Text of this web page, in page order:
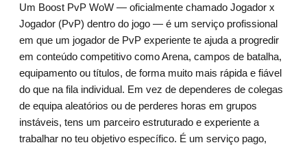
Um Boost PvP WoW — oficialmente chamado Jogador x
Jogador (PvP) dentro do jogo — é um serviço profissional
em que um jogador de PvP experiente te ajuda a progredir
em conteúdo competitivo como Arena, campos de batalha,
equipamento ou títulos, de forma muito mais rápida e fiável
do que na fila individual. Em vez de dependeres de colegas
de equipa aleatórios ou de perderes horas em grupos
instáveis, tens um parceiro estruturado e experiente a
trabalhar no teu objetivo específico. É um serviço pago,